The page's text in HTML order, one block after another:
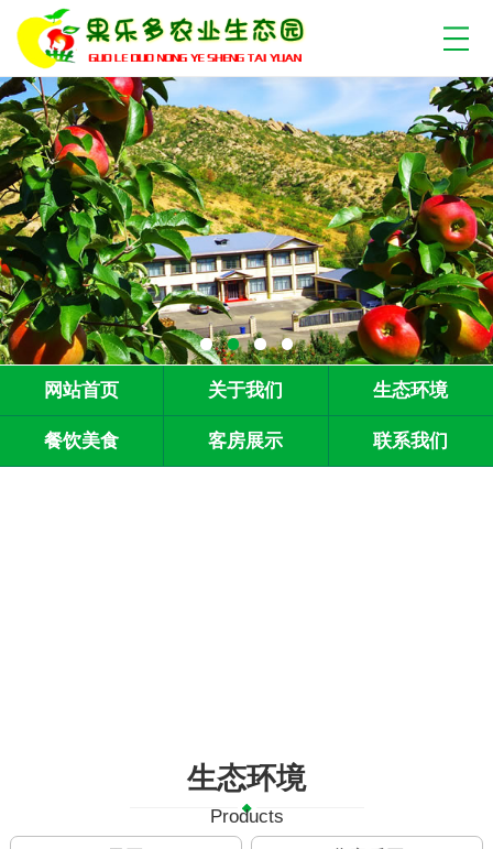
网站首页 关于我们 生态环境
餐饮美食 客房展示 联系我们
生态环境
Products